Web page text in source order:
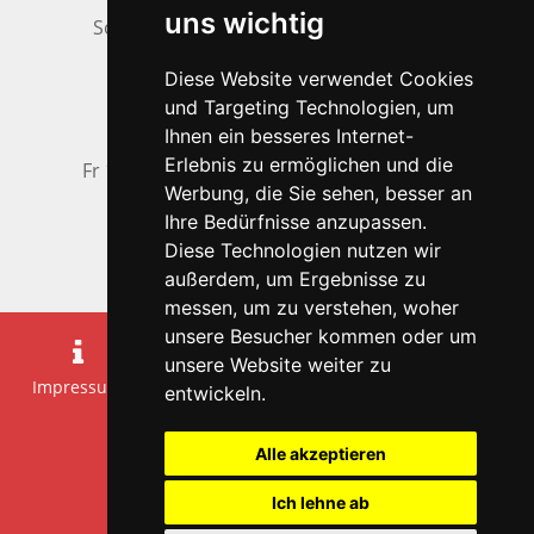
uns wichtig
Diese Website verwendet Cookies
und Targeting Technologien, um
Ihnen ein besseres Internet-
Erlebnis zu ermöglichen und die
Werbung, die Sie sehen, besser an
Ihre Bedürfnisse anzupassen.
Diese Technologien nutzen wir
außerdem, um Ergebnisse zu
messen, um zu verstehen, woher
unsere Besucher kommen oder um
unsere Website weiter zu
entwickeln.
Alle akzeptieren
Ich lehne ab
So 11.00 - 13.00 Uhr + 16.00 - 22.00 Uhr
Winterzeit 01.10. - 31.05.
Mo - Do 17.00 - 22.00 Uhr
Dienstag + Mittwoch Ruhetag
Fr 16.00 - 00.00 Uhr | Sa 14.00 - 00.00 Uhr
So 11.00 - 22.00 Uhr
und nach Absprache
Impressum Datenschutz
Druckansicht